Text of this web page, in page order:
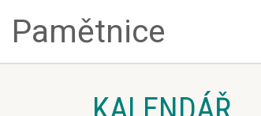
Pamětnice